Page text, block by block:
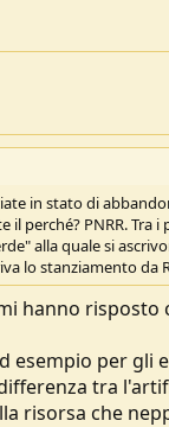
in stato di
il perché? PNRR.
alla quale si
lo stanziamento da
hanno risposto
esempio per gli
tra
risorsa che